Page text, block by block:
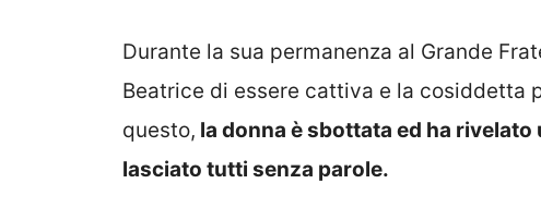
Durante la sua permanenza al Grande
Beatrice di essere cattiva e la cosiddetta
questo, la donna è sbottata ed ha
lasciato tutti senza parole.